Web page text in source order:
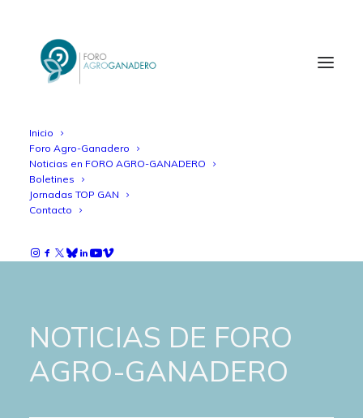
Inicio
Foro Agro-Ganadero
Noticias en FORO AGRO-GANADERO
Boletines
Jornadas TOP GAN
Contacto
NOTICIAS DE FORO
AGRO-GANADERO